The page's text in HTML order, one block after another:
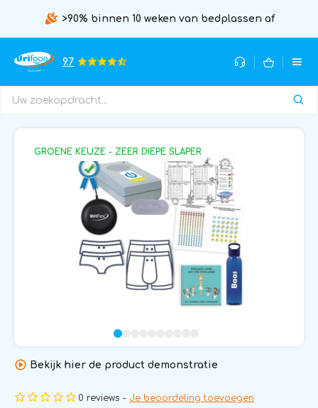
Aanbevolen door zorgprofessionals
9.7
GROENE KEUZE - ZEER DIEPE SLAPER
Bekijk hier de product demonstratie
0 reviews - Je beoordeling toevoegen